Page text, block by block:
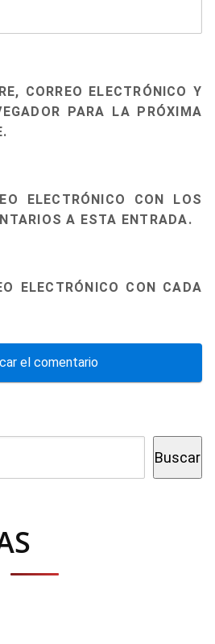
CORREO ELECTRÓNICO Y
PARA LA PRÓXIMA
ELECTRÓNICO CON LOS
A ESTA ENTRADA.
ELECTRÓNICO CON CADA
Buscar